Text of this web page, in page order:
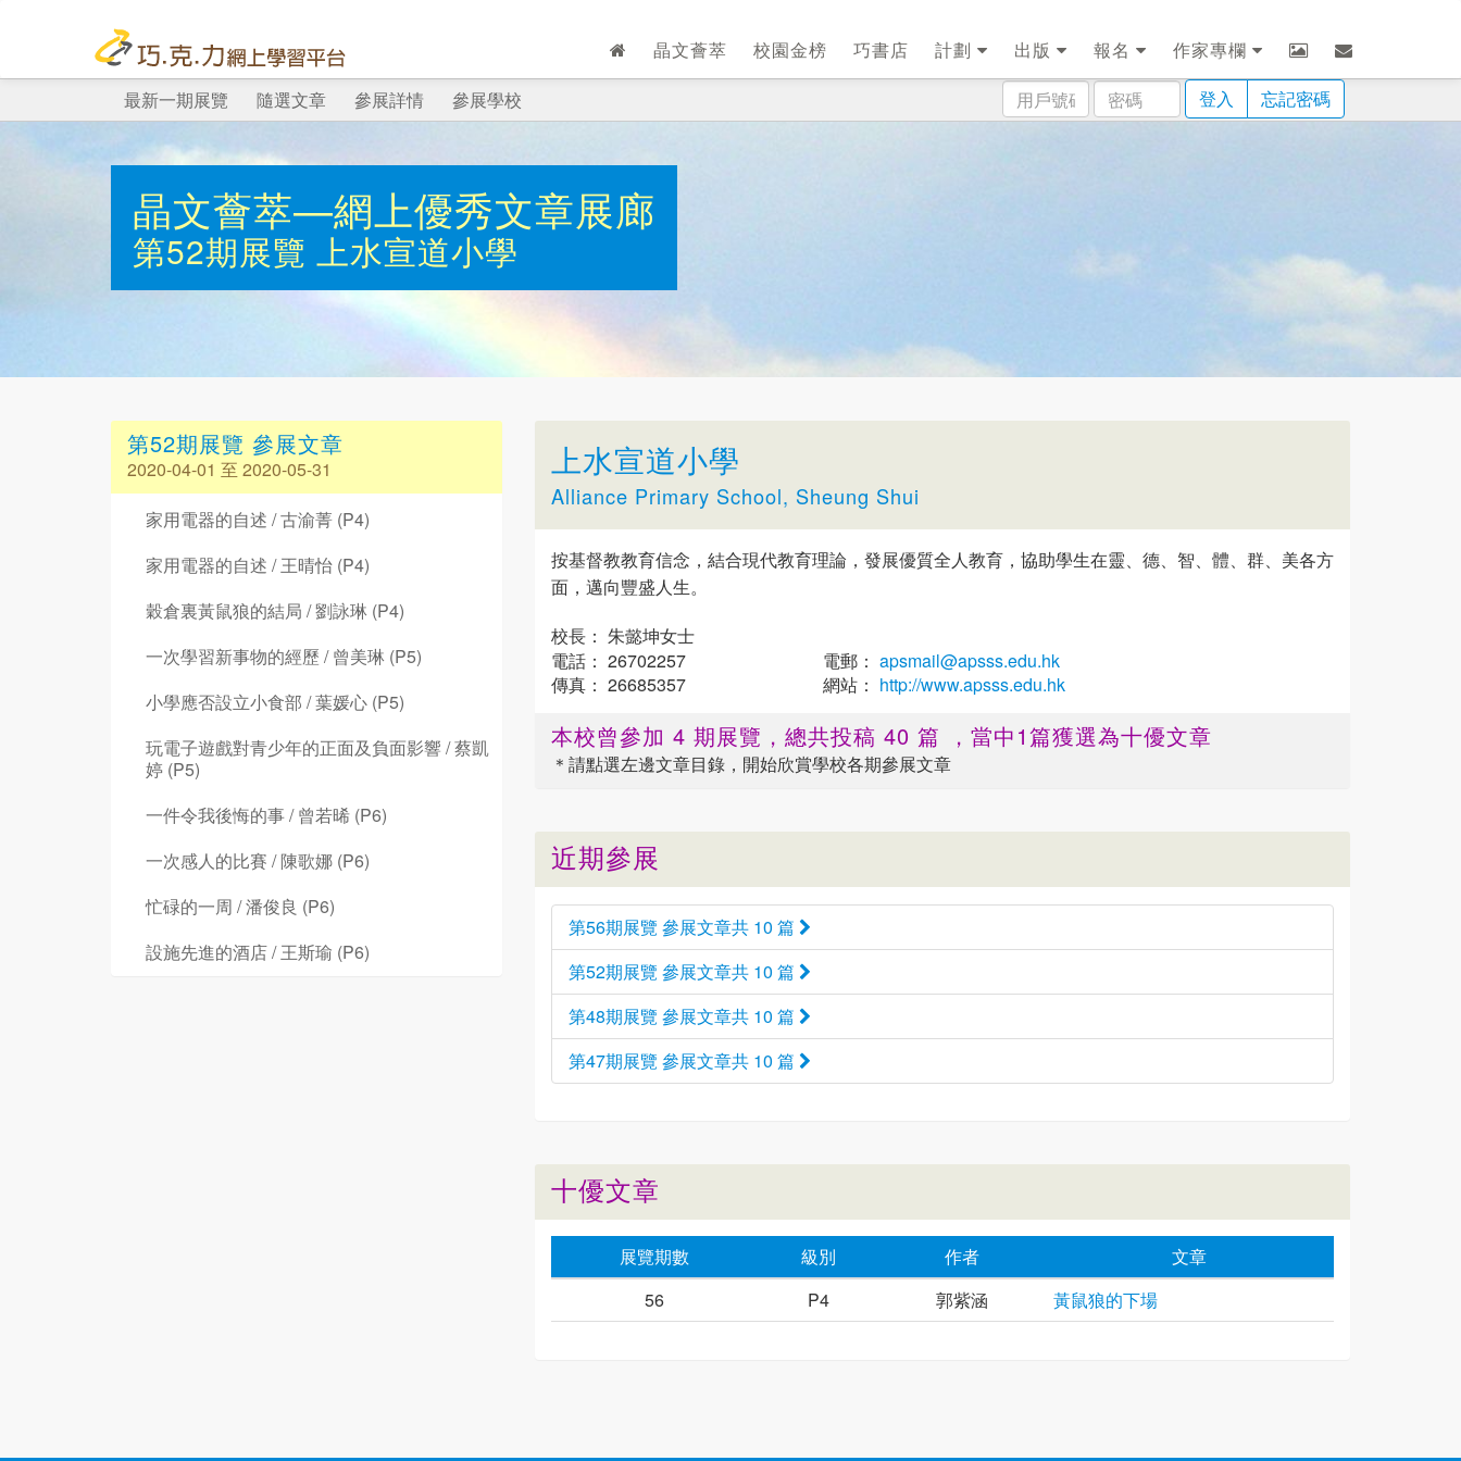
晶文薈萃 校園金榜 巧書店 計劃 出版 報名
作家專欄
用
戶
密
碼
登入 忘記密碼
最新一期展覽 隨選文章 參展詳情 參展學校
晶文薈萃—網上優秀文章展廊
第52期展覽 上水宣道小學
第52期展覽 參展文章
2020-04-01 至 2020-05-31
家用電器的自述 / 古渝菁 (P4)
家用電器的自述 / 王晴怡 (P4)
穀倉裏黃鼠狼的結局 / 劉詠琳 (P4)
一次學習新事物的經歷 / 曾美琳 (P5)
小學應否設立小食部 / 葉媛心 (P5)
玩電子遊戲對青少年的正面及負面影響 / 蔡凱
婷 (P5)
一件令我後悔的事 / 曾若晞 (P6)
一次感人的比賽 / 陳歌娜 (P6)
忙碌的一周 / 潘俊良 (P6)
設施先進的酒店 / 王斯瑜 (P6)
上水宣道小學
Alliance Primary School, Sheung Shui
按基督教教育信念，結合現代教育理論，發展優質全人教育，協助學生在靈、德、智、體、群、美各方
面，邁向豐盛人生。
校長： 朱懿坤女士
電話： 26702257
傳真： 26685357
電郵： apsmail@apsss.edu.hk
網站： http://www.apsss.edu.hk
本校曾參加 4 期展覽，總共投稿 40 篇 ，當中1篇獲選為十優文章
＊請點選左邊文章目錄，開始欣賞學校各期參展文章
近期參展
第56期展覽 參展文章共 10 篇
第52期展覽 參展文章共 10 篇
第48期展覽 參展文章共 10 篇
第47期展覽 參展文章共 10 篇
十優文章
展覽期數 級別 作者
文章
56
P4 郭紫涵 黃鼠狼的下場